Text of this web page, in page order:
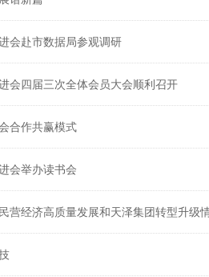
会赴市数据局参观调研
会四届三次全体会员大会顺利召开
合作共赢模式
会举办读书会
营经济高质量发展和天泽集团转型升级